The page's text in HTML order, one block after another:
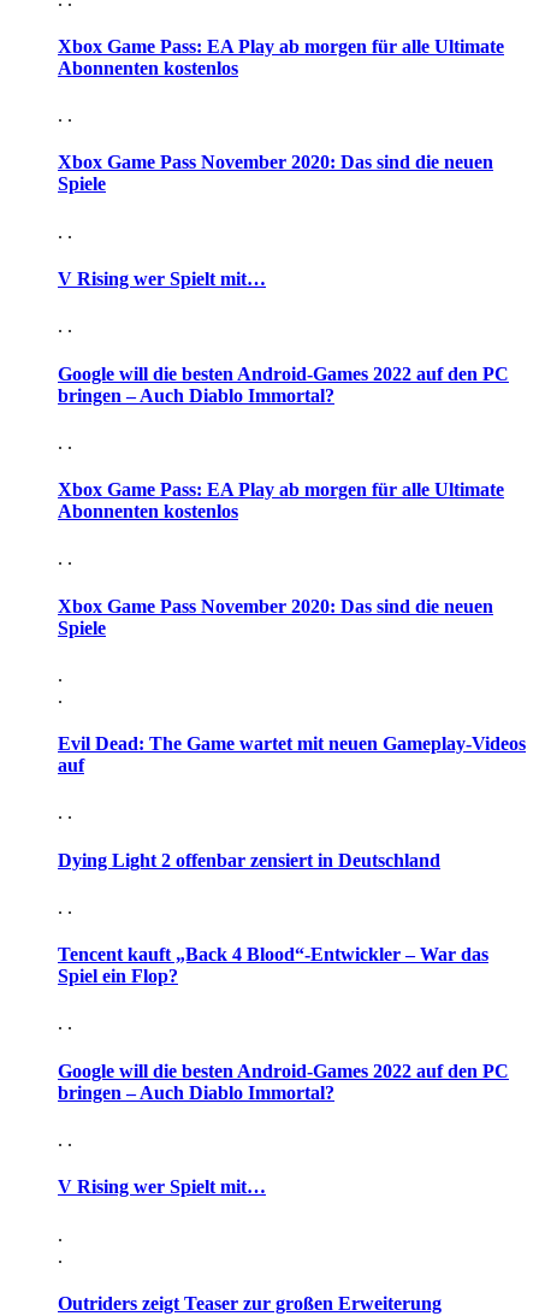
Xbox Game Pass: EA Play ab morgen für alle Ultimate
Abonnenten kostenlos
. .
Xbox Game Pass November 2020: Das sind die neuen
Spiele
. .
V Rising wer Spielt mit…
. .
Google will die besten Android-Games 2022 auf den PC
bringen – Auch Diablo Immortal?
. .
Xbox Game Pass: EA Play ab morgen für alle Ultimate
Abonnenten kostenlos
. .
Xbox Game Pass November 2020: Das sind die neuen
Spiele
.
.
Evil Dead: The Game wartet mit neuen Gameplay-Videos
auf
. .
Dying Light 2 offenbar zensiert in Deutschland
. .
Tencent kauft „Back 4 Blood“-Entwickler – War das
Spiel ein Flop?
. .
Google will die besten Android-Games 2022 auf den PC
bringen – Auch Diablo Immortal?
. .
V Rising wer Spielt mit…
.
.
Outriders zeigt Teaser zur großen Erweiterung